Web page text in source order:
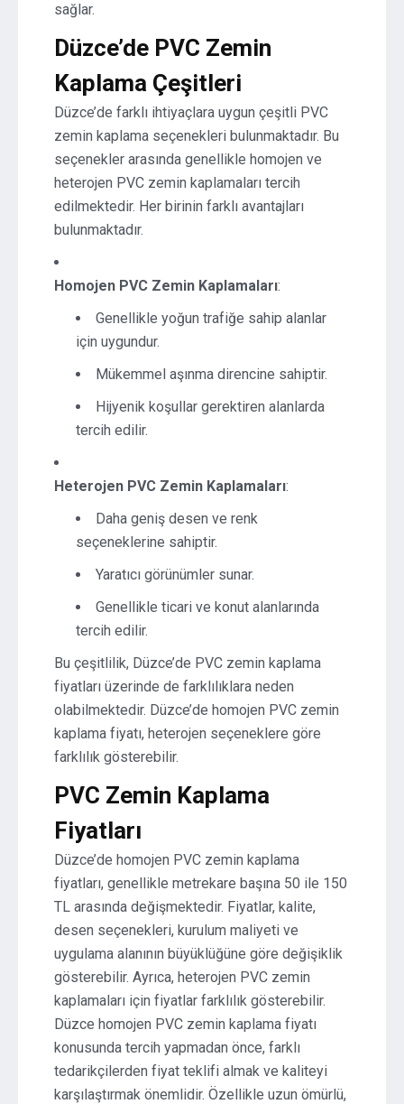
sağlar.
Düzce’de PVC Zemin
Kaplama Çeşitleri
Düzce’de farklı ihtiyaçlara uygun çeşitli PVC
zemin kaplama seçenekleri bulunmaktadır. Bu
seçenekler arasında genellikle homojen ve
heterojen PVC zemin kaplamaları tercih
edilmektedir. Her birinin farklı avantajları
bulunmaktadır.
Homojen PVC Zemin Kaplamaları:
Genellikle yoğun trafiğe sahip alanlar
için uygundur.
Mükemmel aşınma direncine sahiptir.
Hijyenik koşullar gerektiren alanlarda
tercih edilir.
Heterojen PVC Zemin Kaplamaları:
Daha geniş desen ve renk
seçeneklerine sahiptir.
Yaratıcı görünümler sunar.
Genellikle ticari ve konut alanlarında
tercih edilir.
Bu çeşitlilik, Düzce’de PVC zemin kaplama
fiyatları üzerinde de farklılıklara neden
olabilmektedir. Düzce’de homojen PVC zemin
kaplama fiyatı, heterojen seçeneklere göre
farklılık gösterebilir.
PVC Zemin Kaplama
Fiyatları
Düzce’de homojen PVC zemin kaplama
fiyatları, genellikle metrekare başına 50 ile 150
TL arasında değişmektedir. Fiyatlar, kalite,
desen seçenekleri, kurulum maliyeti ve
uygulama alanının büyüklüğüne göre değişiklik
gösterebilir. Ayrıca, heterojen PVC zemin
kaplamaları için fiyatlar farklılık gösterebilir.
Düzce homojen PVC zemin kaplama fiyatı
konusunda tercih yapmadan önce, farklı
tedarikçilerden fiyat teklifi almak ve kaliteyi
karşılaştırmak önemlidir. Özellikle uzun ömürlü,